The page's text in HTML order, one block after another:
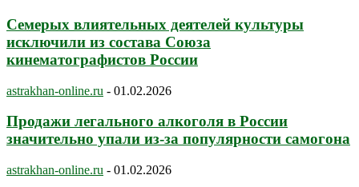
Семерых влиятельных деятелей культуры
исключили из состава Союза
кинематографистов России
astrakhan-online.ru - 01.02.2026
Продажи легального алкоголя в России
значительно упали из-за популярности самогона
astrakhan-online.ru - 01.02.2026